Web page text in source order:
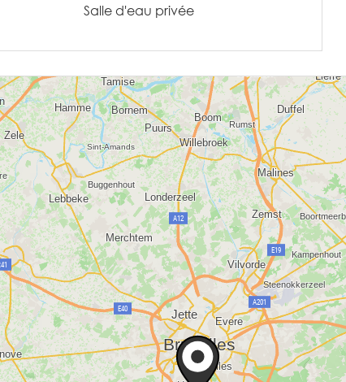
Salle d'eau privée